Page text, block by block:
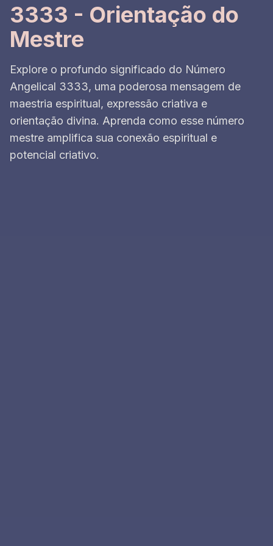
3333 - Orientação do
Mestre
Explore o profundo significado do Número
Angelical 3333, uma poderosa mensagem de
maestria espiritual, expressão criativa e
orientação divina. Aprenda como esse número
mestre amplifica sua conexão espiritual e
potencial criativo.